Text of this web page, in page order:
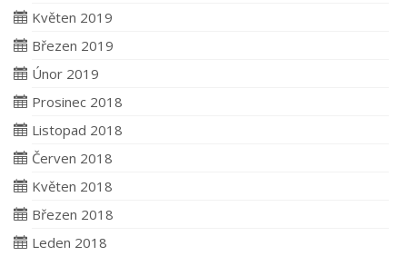
Květen 2019
Březen 2019
Únor 2019
Prosinec 2018
Listopad 2018
Červen 2018
Květen 2018
Březen 2018
Leden 2018